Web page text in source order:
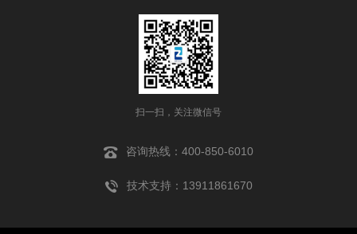
扫一扫，关注微信号
咨询热线：400-850-6010
技术支持：13911861670